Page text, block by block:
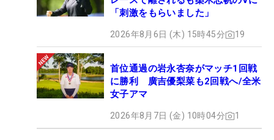
「刺激をもらいました」
2026年8月6日 (木) 15時45分 19
首位通過の岩永杏奈がマッチ1回戦
に勝利 廣吉優梨菜も2回戦へ/全米
女子アマ
2026年8月7日 (金) 10時04分 1